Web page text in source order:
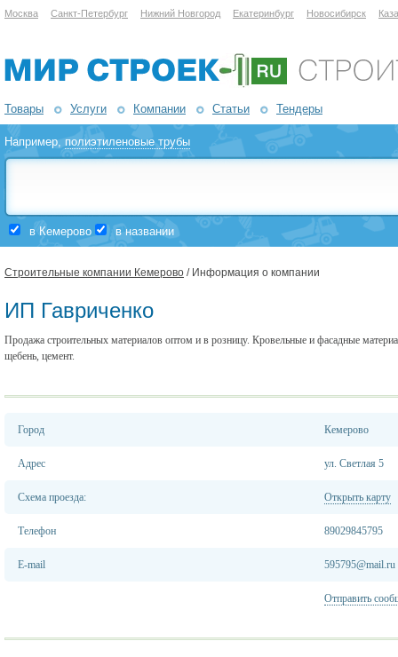
Москва Санкт-Петербург Нижний Новгород Екатеринбург Новосибирск
Товары Услуги Компании Статьи Тендеры
Например,полиэтиленовые трубы
в Кемерово в названии
Строительные компании Кемерово / Информация о компании
ИП Гавриченко
Продажа строительных материалов оптом и в розницу. Кровельные и фасадные
щебень, цемент.
Город Кемерово
Адрес ул. Светлая 5
Схема проезда: Открыть карту
Телефон 89029845795
E-mail 595795@mail.ru
Отправить